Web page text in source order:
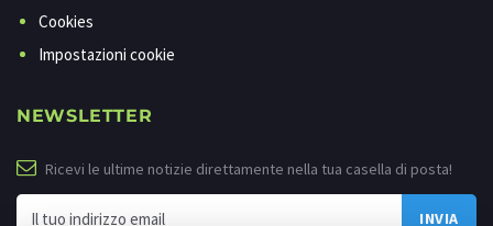
Cookies
Impostazioni cookie
NEWSLETTER
Ricevi le ultime notizie direttamente nella tua casella di posta!